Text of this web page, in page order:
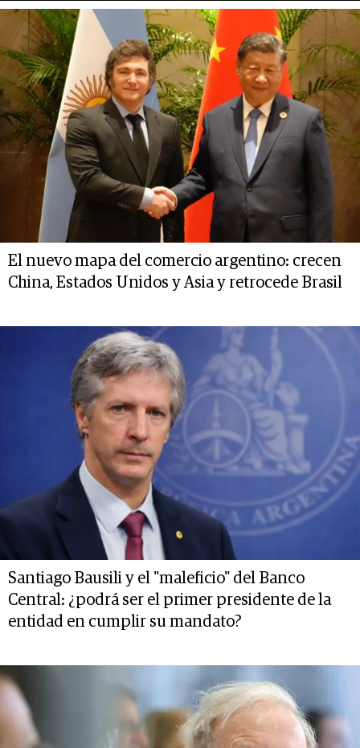
El nuevo mapa del comercio argentino: crecen
China, Estados Unidos y Asia y retrocede Brasil
Santiago Bausili y el "maleficio" del Banco
Central: ¿podrá ser el primer presidente de la
entidad en cumplir su mandato?